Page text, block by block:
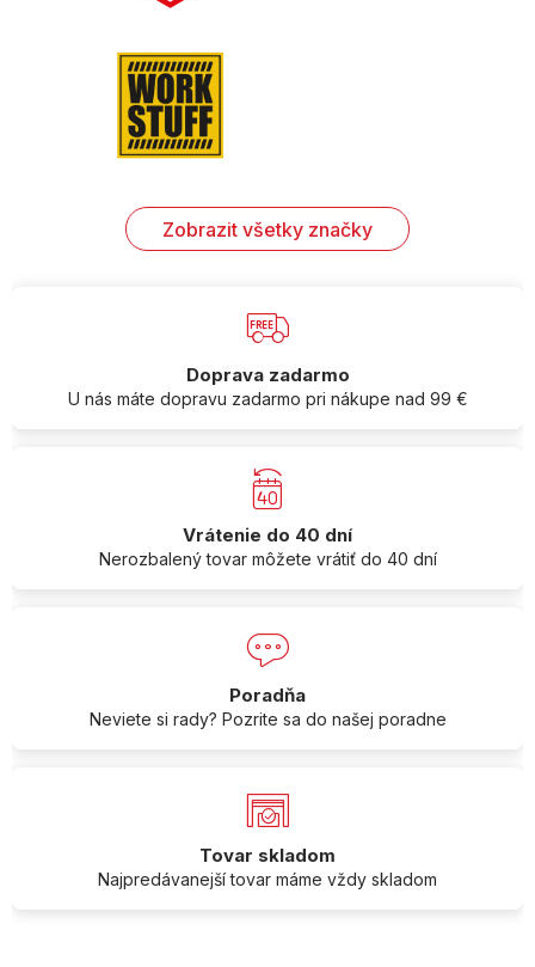
Zobrazit všetky značky
Doprava zadarmo
U nás máte dopravu zadarmo pri nákupe nad 99 €
Vrátenie do 40 dní
Nerozbalený tovar môžete vrátiť do 40 dní
Poradňa
Neviete si rady? Pozrite sa do našej poradne
Tovar skladom
Najpredávanejší tovar máme vždy skladom